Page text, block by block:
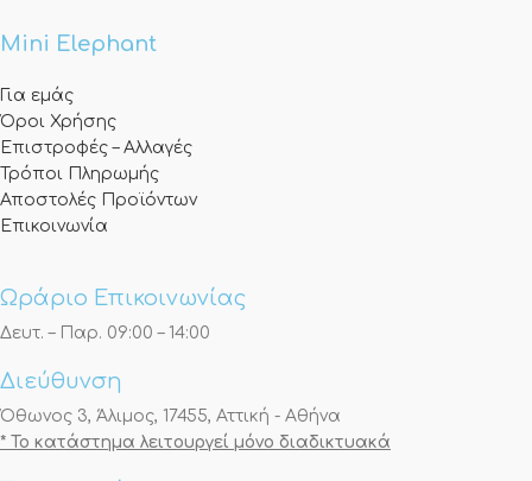
Mini Elephant
Για εμάς
Όροι Χρήσης
Επιστροφές – Αλλαγές
Τρόποι Πληρωμής
Αποστολές Προϊόντων
Επικοινωνία
Ωράριο Επικοινωνίας
Δευτ. – Παρ. 09:00 – 14:00
Διεύθυνση
Όθωνος 3, Άλιμος, 17455, Αττική - Αθήνα
* Το κατάστημα λειτουργεί μόνο διαδικτυακά